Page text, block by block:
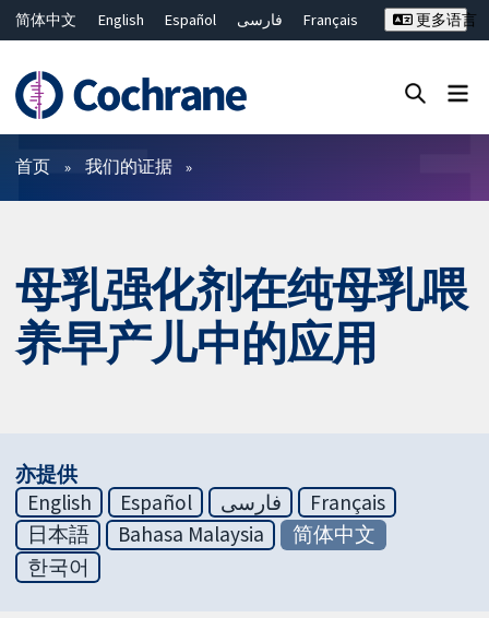
简体中文 English Español فارسی
Français
ไทย
繁體中文
更多语言
过滤
首页 我们的证据
母乳强化剂在纯母乳喂
养早产儿中的应用
亦提供
English
Español فارسی
Français
日本語
Bahasa Malaysia
简体中文
한국어